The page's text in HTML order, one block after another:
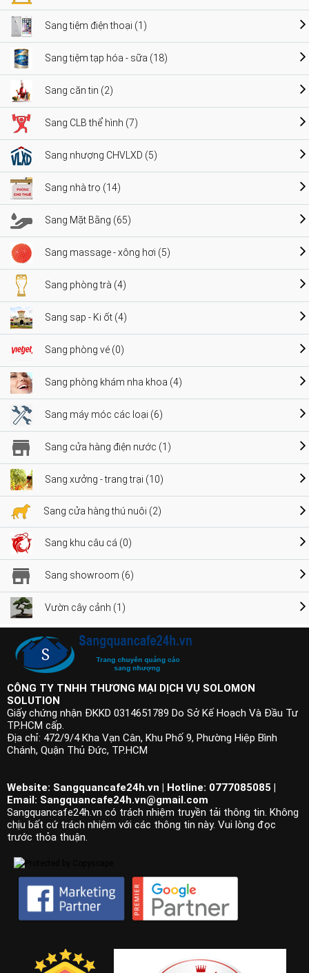
Sang tiệm điện thoại (1)
Sang tiệm tạp hóa - sữa (18)
Sang căn tin (2)
Sang CLB thể hình (7)
Sang nhượng CHVLXD (5)
Sang nhà trọ (14)
Sang Mặt Bằng (65)
Sang massage - xông hơi (5)
Sang phòng trà (4)
Sang sạp - Ki ốt (4)
Sang phòng vé (0)
Sang phòng khám nha khoa (4)
Sang máy móc các loại (6)
Sang cửa hàng điện nước (1)
Sang xưởng - trang trại (10)
Sang cửa hàng thú nuôi (2)
Sang khu câu cá (0)
Sang showroom (6)
Vườn cây cảnh (1)
CÔNG TY TNHH THƯƠNG MẠI DỊCH VỤ SOLOMON
SOLUTION
Giấy chứng nhận ĐKKD 0314651789 Do Sở Kế Hoạch Và Đầu Tư
TP.HCM cấp.
Địa chỉ: 472/9/4 Kha Vạn Cân, Khu Phố 9, Phường Hiệp Bình
Chánh, Quận Thủ Đức, TP.HCM
Website: Sangquancafe24h.vn | Hotline: 0777085085 |
Email: Sangquancafe24h.vn@gmail.com
Sangquancafe24h.vn có trách nhiệm truyền tải thông tin. Không
chịu bất cứ trách nhiệm với các thông tin này. Vui lòng đọc
trước thỏa thuận.